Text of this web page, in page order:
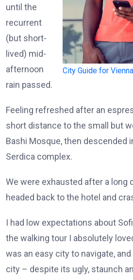
City Guide for Vienna
until the
recurrent
(but short-
lived) mid-
afternoon
rain passed.
Feeling refreshed after an
short distance to the small but
Bashi Mosque, then descended
Serdica complex.
We were exhausted after a long
headed back to the hotel and
I had low expectations about
the walking tour I absolutely
was an easy city to navigate,
city – despite its ugly, staunch